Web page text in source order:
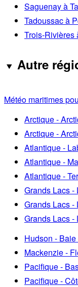
Saguenay à
Tadoussac à
Trois-Rivières
Autre
Météo maritimes
Arctique -
Arctique -
Atlantique -
Atlantique -
Atlantique -
Grands Lacs -
Grands Lacs -
Grands Lacs -
Hudson -
Mackenzie -
Pacifique -
Pacifique -